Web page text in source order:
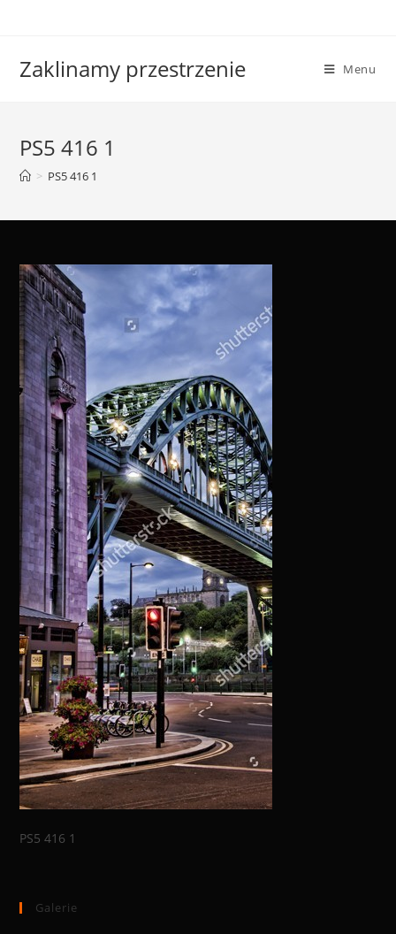
Zaklinamy przestrzenie Menu
PS5 416 1
> PS5 416 1
PS5 416 1
Galerie